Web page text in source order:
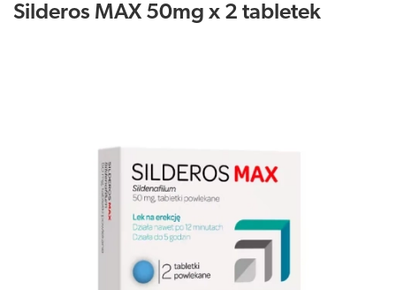
Silderos MAX 50mg x 2 tabletek